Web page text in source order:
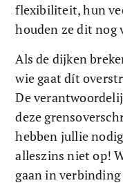
flexibiliteit, hun
houden ze dit nog
Als de dijken
wie gaat dít
De
deze
hebben jullie
alleszins niet op!
gaan in